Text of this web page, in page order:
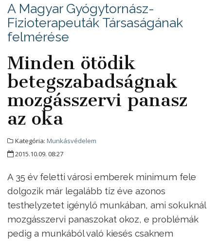
A Magyar Gyógytornász-
Fizioterapeuták Társaságának
felmérése
Minden ötödik
betegszabadságnak
mozgásszervi panasz
az oka
Kategória: Munkásvédelem
2015.10.09. 08:27
A 35 év feletti városi emberek minimum fele
dolgozik már legalább tíz éve azonos
testhelyzetet igénylő munkában, ami sokuknál
mozgásszervi panaszokat okoz, e problémák
pedig a munkából való kiesés csaknem